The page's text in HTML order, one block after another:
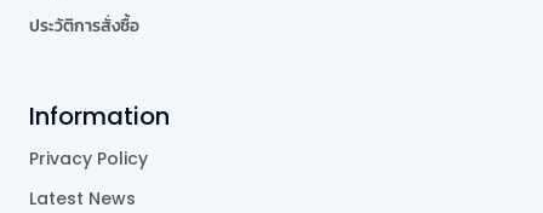
ประวัติการสั่งซื้อ
Information
Privacy Policy
Latest News